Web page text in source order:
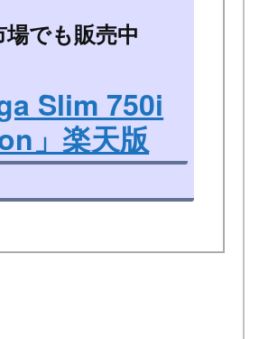
でも販売中
Slim 750i
」楽天版